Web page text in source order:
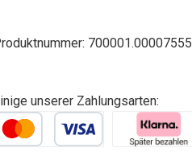
700001.00007555
unserer Zahlungsarten: